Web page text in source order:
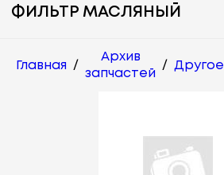
ФИЛЬТР МАСЛЯНЫЙ
Главная /
Архив
запчастей
/ Другое